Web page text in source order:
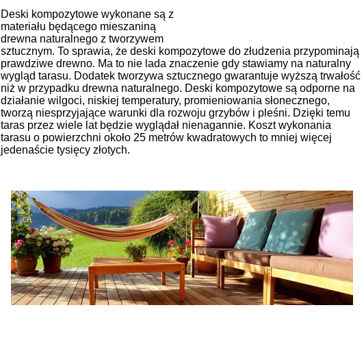
Deski kompozytowe wykonane są z
materiału będącego mieszaniną
drewna naturalnego z tworzywem
sztucznym. To sprawia, że deski kompozytowe do złudzenia przypominają
prawdziwe drewno. Ma to nie lada znaczenie gdy stawiamy na naturalny
wygląd tarasu. Dodatek tworzywa sztucznego gwarantuje wyższą trwałość
niż w przypadku drewna naturalnego. Deski kompozytowe są odporne na
działanie wilgoci, niskiej temperatury, promieniowania słonecznego,
tworzą niesprzyjające warunki dla rozwoju grzybów i pleśni. Dzięki temu
taras przez wiele lat będzie wyglądał nienagannie. Koszt wykonania
tarasu o powierzchni około 25 metrów kwadratowych to mniej więcej
jedenaście tysięcy złotych.